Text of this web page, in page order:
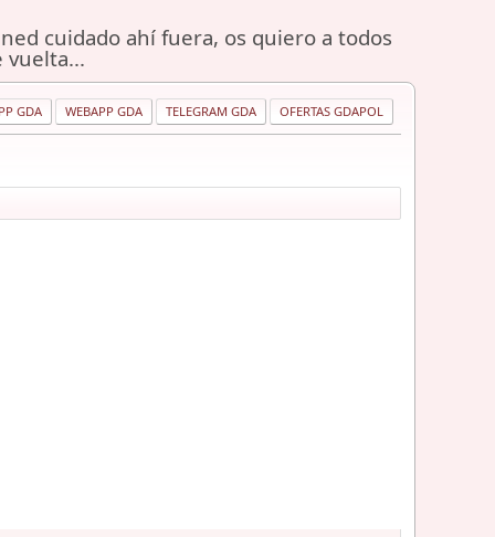
cuidado ahí fuera, os quiero a todos
vuelta...
GDA WEBAPP GDA TELEGRAM GDA OFERTAS GDAPOL